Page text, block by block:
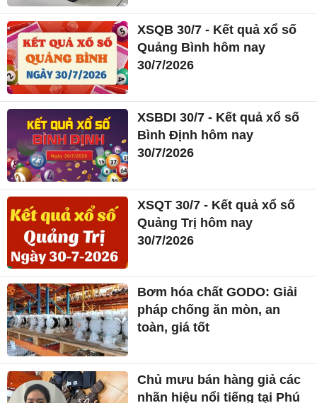
XSQB 30/7 - Kết quả xổ số
Quảng Bình hôm nay
30/7/2026
XSBDI 30/7 - Kết quả xổ số
Bình Định hôm nay
30/7/2026
XSQT 30/7 - Kết quả xổ số
Quảng Trị hôm nay
30/7/2026
Bơm hóa chất GODO: Giải
pháp chống ăn mòn, an
toàn, giá tốt
Chủ mưu bán hàng giả các
nhãn hiệu nổi tiếng tại Phú